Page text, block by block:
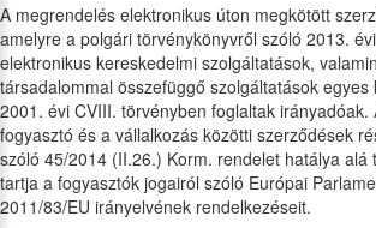
A megrendelés elektronikus úton megkötött
amelyre a polgári törvénykönyvről szóló 2013.
elektronikus kereskedelmi szolgáltatások,
társadalommal összefüggő szolgáltatások egyes
2001. évi CVIII. törvényben foglaltak irányadóak.
fogyasztó és a vállalkozás közötti szerződések
szóló 45/2014 (II.26.) Korm. rendelet hatálya alá
tartja a fogyasztók jogairól szóló Európai
2011/83/EU irányelvének rendelkezéseit.